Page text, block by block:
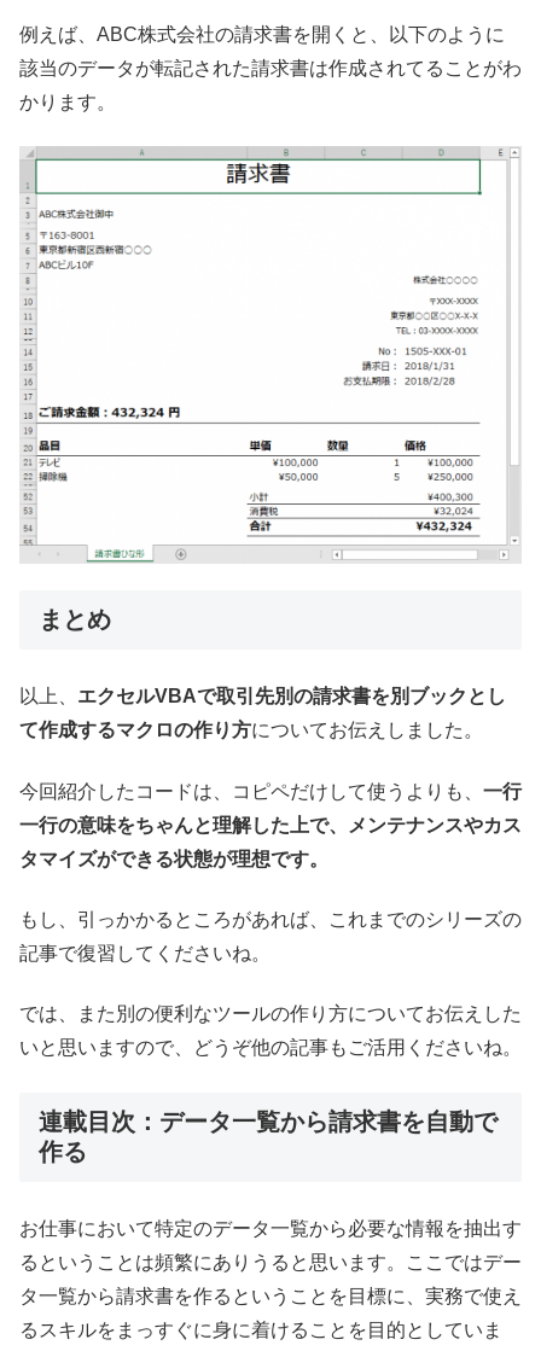
例えば、ABC株式会社の請求書を開くと、以下のように
該当のデータが転記された請求書は作成されてることがわ
かります。
まとめ
以上、 エクセルVBAで取引先別の請求書を別ブックとし
て作成するマクロの作り方についてお伝えしました。
今回紹介したコードは、コピペだけして使うよりも、 一行
一行の意味をちゃんと理解した上で、メンテナンスやカス
タマイズができる状態が理想です。
もし、引っかかるところがあれば、これまでのシリーズの
記事で復習してくださいね。
では、また別の便利なツールの作り方についてお伝えした
いと思いますので、どうぞ他の記事もご活用くださいね。
連載目次：データ一覧から請求書を自動で
作る
お仕事において特定のデータ一覧から必要な情報を抽出す
るということは頻繁にありうると思います。ここではデー
タ一覧から請求書を作るということを目標に、実務で使え
るスキルをまっすぐに身に着けることを目的としていま